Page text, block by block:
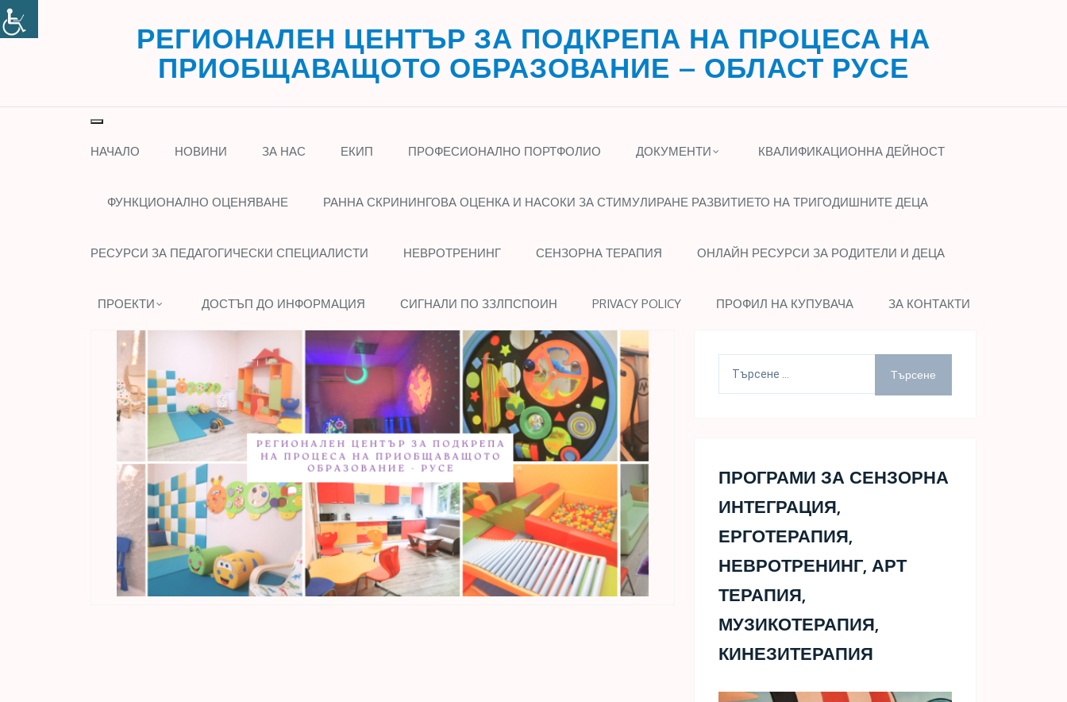
Skip
to
РЕГИОНАЛЕН ЦЕНТЪР ЗА ПОДКРЕПА НА ПРОЦЕСА НА
ПРИОБЩАВАЩОТО ОБРАЗОВАНИЕ – ОБЛАСТ РУСЕ
Toggle navigation
НАЧАЛО НОВИНИ ЗА НАС ЕКИП ПРОФЕСИОНАЛНО ПОРТФОЛИО ДОКУМЕНТИ КВАЛИФИКАЦИОННА ДЕЙНОСТ
ФУНКЦИОНАЛНО ОЦЕНЯВАНЕ РАННА СКРИНИНГОВА ОЦЕНКА И НАСОКИ ЗА СТИМУЛИРАНЕ РАЗВИТИЕТО НА ТРИГОДИШНИТЕ ДЕЦА
РЕСУРСИ ЗА ПЕДАГОГИЧЕСКИ СПЕЦИАЛИСТИ НЕВРОТРЕНИНГ СЕНЗОРНА ТЕРАПИЯ ОНЛАЙН РЕСУРСИ ЗА РОДИТЕЛИ И ДЕЦА
ПРОЕКТИ ДОСТЪП ДО ИНФОРМАЦИЯ СИГНАЛИ ПО ЗЗЛПСПОИН PRIVACY POLICY ПРОФИЛ НА КУПУВАЧА ЗА КОНТАКТИ
ПРОГРАМИ ЗА СЕНЗОРНА
ИНТЕГРАЦИЯ,
ЕРГОТЕРАПИЯ,
НЕВРОТРЕНИНГ, АРТ
ТЕРАПИЯ,
МУЗИКОТЕРАПИЯ,
КИНЕЗИТЕРАПИЯ